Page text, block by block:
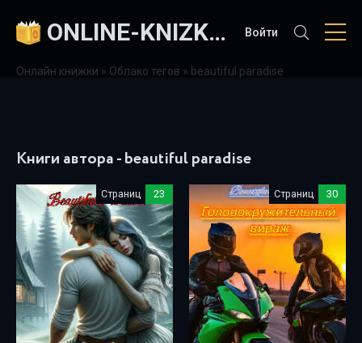
ONLINE-KNIZKI.COM Войти
Онлайн книжки » Облако тегов » beautiful paradise
Книги автора - beautiful paradise
Страниц 23 Страниц 30